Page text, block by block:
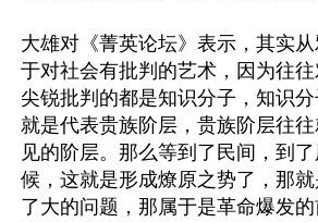
大雄对《菁英论坛》表示，其实
于对社会有批判的艺术，因为往
尖锐批判的都是知识分子，知识
就是代表贵族阶层，贵族阶层往
见的阶层。那么等到了民间，到了
候，这就是形成燎原之势了，那
了大的问题，那属于是革命爆发